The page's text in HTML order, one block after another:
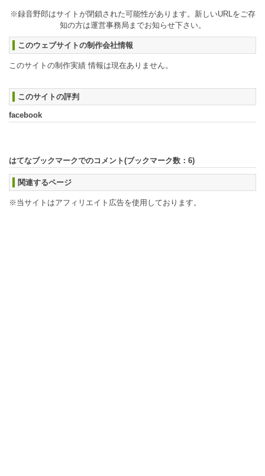
※録音野郎はサイトが閉鎖された可能性があります。新しいURLをご存
知の方は運営事務局までお知らせ下さい。
このウェブサイトの制作会社情報
このサイトの制作実績 情報は現在ありません。
このサイトの評判
facebook
はてなブックマークでのコメント(ブックマーク数： 6)
関連するページ
※当サイトはアフィリエイト広告を使用しております。